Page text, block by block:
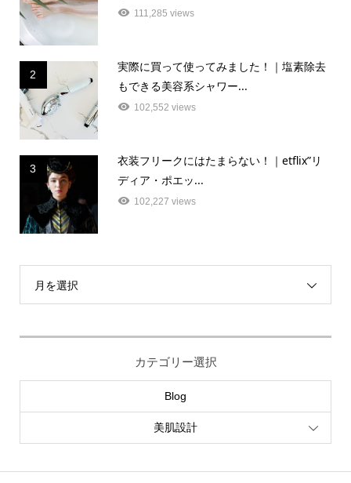
111,285 views
2
実際に買って使ってみました！｜塩素除去
もできる美容系シャワー...
102,552 views
3
衣装フリークにはたまらない！｜etflix”リ
ディア・ポエッ...
102,227 views
月を選択
カテゴリー選択
Blog
美肌設計